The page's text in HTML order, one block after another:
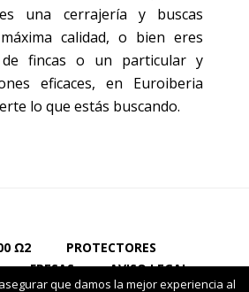
una cerrajería y buscas
calidad, o bien eres
de fincas o un particular y
eficaces, en Euroiberia
lo que estás buscando.
Ω2
PROTECTORES
FRESAS AVISO LEGAL
que damos la mejor experiencia al